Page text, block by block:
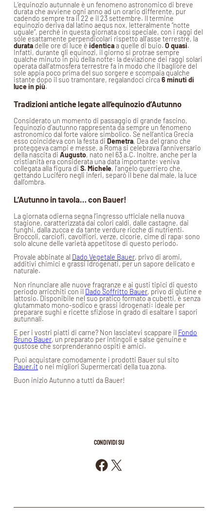
L’equinozio autunnale è un fenomeno astronomico di breve
durata che avviene ogni anno ad un orario differente, pur
cadendo sempre tra il 22 e il 23 settembre. Il termine
equinozio deriva dal latino aequs nox, letteralmente “notte
uguale”, perché in questa giornata così speciale, con i raggi del
sole esattamente perpendicolari rispetto all’asse terrestre, la
durata delle ore di luce è identicaa quelle di buio. O quasi.
Infatti, durante gli equinozi, il giorno si protrae sempre
qualche minuto in più della notte: la deviazione dei raggi solari
operata dall’atmosfera terrestre fa in modo che il bagliore del
sole appia poco prima del suo sorgere e scompaia qualche
istante dopo il suo tramontare, regalandoci circa6 minuti di
luce in più.
Tradizioni antiche legate all’equinozio d’Autunno
Considerato un momento di passaggio di grande fascino,
l’equinozio d’autunno rappresenta da sempre un fenomeno
astronomico dal forte valore simbolico. Se nell’antica Grecia
esso coincideva con la festa di Demetra, Dea del grano che
proteggeva campi e messe, a Roma si celebrava l’anniversario
della nascita di Augusto, nato nel 63 a.C. Inoltre, anche per la
cristianità era considerata una data importante: veniva
collegata alla figura di S. Michele, l’angelo guerriero che,
gettando Lucifero negli inferi, separò il bene dal male, la luce
dall’ombra.
L’Autunno in tavola… con Bauer!
La giornata odierna segna l’ingresso ufficiale nella nuova
stagione, caratterizzata dai colori caldi, dalle castagne, dai
funghi, dalla zucca e da tante verdure ricche di nutrienti.
Broccoli, carciofi, cavolfiori, verze, cicorie, cime di rapa: sono
solo alcune delle varietà appetitose di questo periodo.
Provale abbinate al Dado Vegetale Bauer, privo di aromi,
additivi chimici e grassi idrogenati, per un sapore delicato e
naturale.
Non rinunciare alle nuove fragranze e ai gusti tipici di questo
periodo arricchiti con il Dado Soffritto Bauer, privo di glutine e
lattosio. Disponibile nel suo pratico formato a cubetti, è senza
glutammato mono-sodico e grassi idrogenati: ideale per
preparare sughi e ricette sfiziose in grado di esaltare i sapori
autunnali.
E per i vostri piatti di carne? Non lasciatevi scappare il Fondo
Bruno Bauer, un preparato per intingoli e salse genuine e
gustose che sorprenderanno ospiti e amici.
Puoi acquistare comodamente i prodotti Bauer sul sito
Bauer.ito nei migliori Supermercati della tua zona.
Buon inizio Autunno a tutti da Bauer!
CONDIVIDI SU
Condividi su Facebook
Condividi su X